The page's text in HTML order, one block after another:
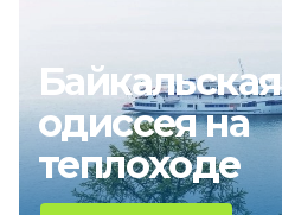
Байкальская
одиссея на
теплоходе